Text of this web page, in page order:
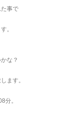
事で
。
な？
ます。
分。